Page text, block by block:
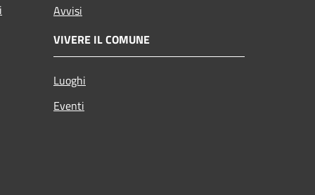
Avvisi
VIVERE IL COMUNE
Luoghi
Eventi